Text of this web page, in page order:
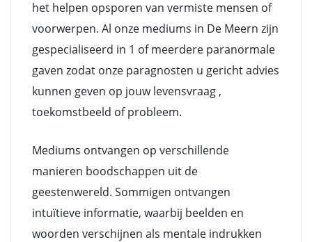
het helpen opsporen van vermiste mensen of
voorwerpen. Al onze mediums in De Meern zijn
gespecialiseerd in 1 of meerdere paranormale
gaven zodat onze paragnosten u gericht advies
kunnen geven op jouw levensvraag ,
toekomstbeeld of probleem.
Mediums ontvangen op verschillende
manieren boodschappen uit de
geestenwereld. Sommigen ontvangen
intuïtieve informatie, waarbij beelden en
woorden verschijnen als mentale indrukken